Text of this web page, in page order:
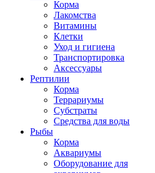
Корма
Лакомства
Витамины
Клетки
Уход и гигиена
Транспортировка
Аксессуары
Рептилии
Корма
Террариумы
Субстраты
Средства для воды
Рыбы
Корма
Аквариумы
Оборудование для